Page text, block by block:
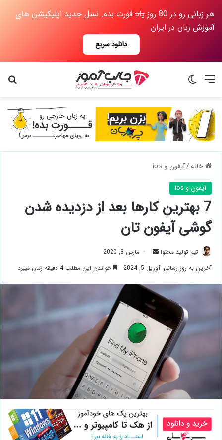
هر زبانی رو در 80 روز یاد قورت بده. نسل جدید اپلیکیشن های
آموزش زبان در ایران
دانلود سریع
منو
خانه/آیفون و ios
آیفون و ios
7 بهترین کارها بعد از دزدیده شدن
گوشی آیفون تان
تیم تولید محتوا
ارسال
ایمیل
مارس 3, 2020
آخرین به روز رسانی: آوریل 5, 2024
خواندن این مطلب 4 دقیقه زمان میبرد